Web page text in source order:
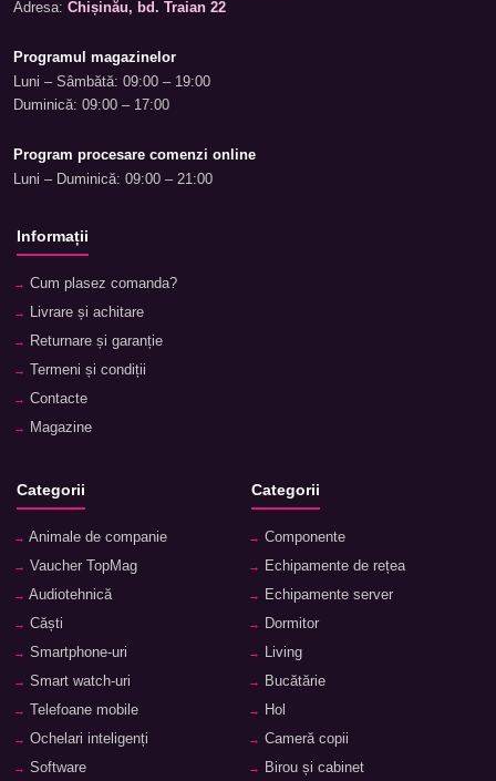
Adresa: Chișinău, bd. Traian 22
Programul magazinelor
Luni – Sâmbătă: 09:00 – 19:00
Duminică: 09:00 – 17:00
Program procesare comenzi online
Luni – Duminică: 09:00 – 21:00
Informații
Cum plasez comanda?
Livrare și achitare
Returnare și garanție
Termeni și condiții
Contacte
Magazine
Categorii
Animale de companie
Vaucher TopMag
Audiotehnică
Căști
Smartphone-uri
Smart watch-uri
Telefoane mobile
Ochelari inteligenți
Software
Categorii
Componente
Echipamente de rețea
Echipamente server
Dormitor
Living
Bucătărie
Hol
Cameră copii
Birou și cabinet